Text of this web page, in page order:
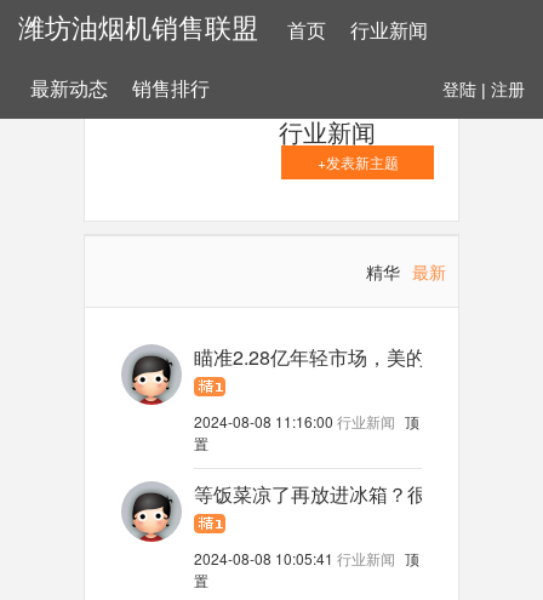
潍坊油烟机销售联盟 首页 行业新闻
最新动态 销售排行 登陆 | 注册
行业新闻
+发表新主题
最新
精华
瞄准2.28亿年轻市场，美的迪士尼联名
2024-08-08 11:16:00 行业新闻 顶
置
等饭菜凉了再放进冰箱？很多人都错了！
2024-08-08 10:05:41 行业新闻 顶
置